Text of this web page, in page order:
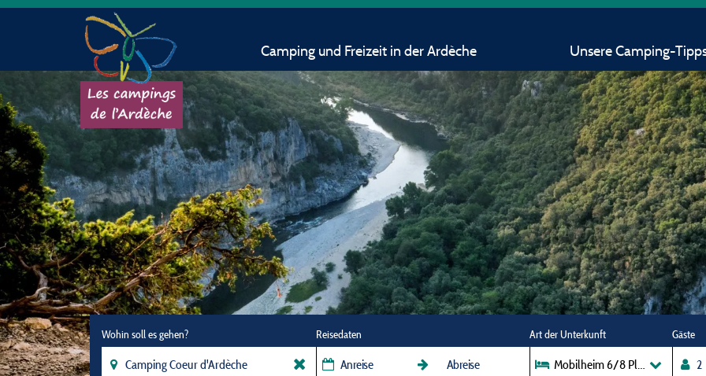
Camping und Freizeit in der Ardèche Unsere Camping-
Wohin soll es gehen? Reisedaten Art der Unterkunft
Mobilheim 6/8 Plätze, 32M² (3
Gäste